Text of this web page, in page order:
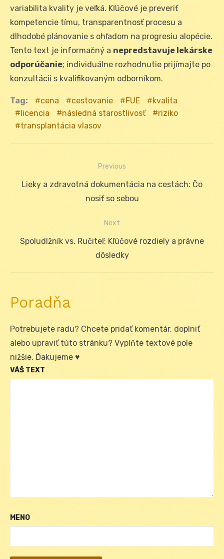
variabilita kvality je veľká. Kľúčové je preveriť
kompetencie tímu, transparentnosť procesu a
dlhodobé plánovanie s ohľadom na progresiu alopécie.
Tento text je informačný a nepredstavuje lekárske
odporúčanie; individuálne rozhodnutie prijímajte po
konzultácii s kvalifikovaným odborníkom.
Tag: cena cestovanie FUE
kvalita
licencia
následná starostlivosť
riziko
transplantácia vlasov
Navigácia
Previous
Previous
Lieky a zdravotná dokumentácia na cestách: Čo
nosiť so sebou
Next
Next
Spoludlžník vs. Ručiteľ: Kľúčové rozdiely a právne
dôsledky
Poradňa
Potrebujete radu? Chcete pridať komentár, doplniť
alebo upraviť túto stránku? Vyplňte textové pole
nižšie. Ďakujeme ♥
VÁŠ TEXT
MENO